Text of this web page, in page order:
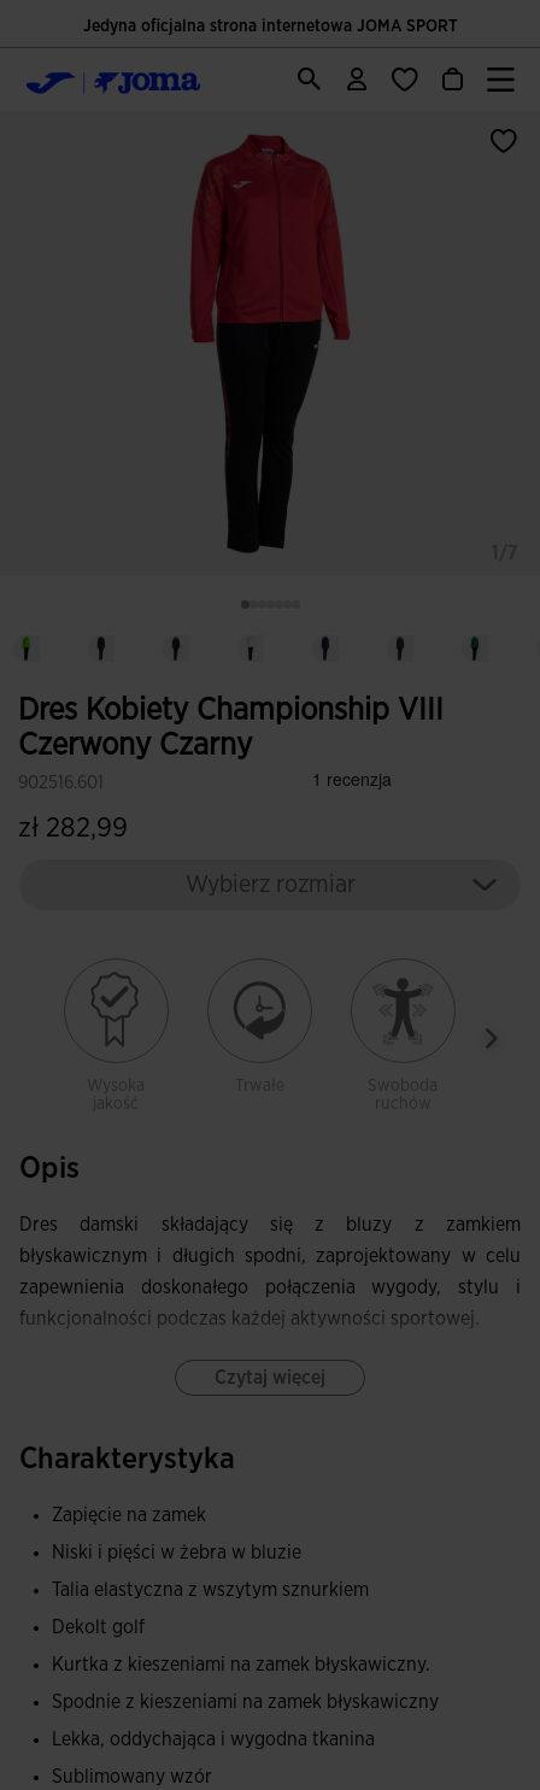
Jedyna oficjalna strona internetowa JOMA SPORT
Dres Kobiety Championship VIII
Czerwony Czarny
902516.601
zł 282,99
Wybierz rozmiar
Wysoka
jakość
Trwałe
Swoboda
ruchów
Opis
Dres damski składający się z bluzy z zamkiem
błyskawicznym i długich spodni, zaprojektowany w celu
zapewnienia doskonałego połączenia wygody, stylu i
funkcjonalności podczas każdej aktywności sportowej.
Bluza posiada ściągacze na mankietach i dole, co zapewnia
przechowywania swoich rzeczy podczas treningu. Pełny
wygodę, zapobiegając potencjalnym otarciom podczas
użytkowania, a sublimowany wzór na rękawach dodaje
nowoczesnego i charakterystycznego akcentu.
sznurkami, co pozwala na spersonalizowane i bezpieczne
dopasowanie. Dodatkowo, kieszenie z zamkiem
błyskawicznym w spodniach zapewniają łatwe i bezpieczne
Czytaj więcej
Charakterystyka
Zapięcie na zamek
Niski i pięści w żebra w bluzie
Talia elastyczna z wszytym sznurkiem
Dekolt golf
Kurtka z kieszeniami na zamek błyskawiczny.
Spodnie z kieszeniami na zamek błyskawiczny
Lekka, oddychająca i wygodna tkanina
Sublimowany wzór